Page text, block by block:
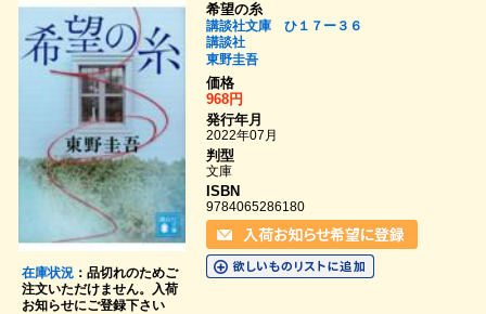
在庫状況：品切れのためご
注文いただけません。入荷
お知らせにご登録下さい
希望の糸
講談社文庫 ひ１７ー３６
講談社
東野圭吾
価格
968円
発行年月
2022年07月
判型
文庫
ISBN
9784065286180